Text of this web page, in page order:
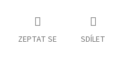
ZEPTAT SE SDÍLET